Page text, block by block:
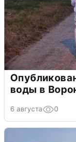
воды в
6 августа 0